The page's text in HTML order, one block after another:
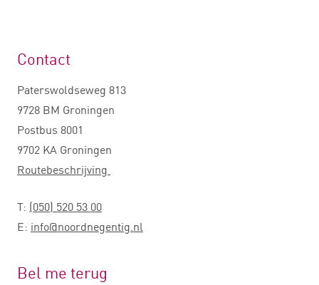
Contact
Paterswoldseweg 813
9728 BM Groningen
Postbus 8001
9702 KA Groningen
Routebeschrijving
T: (050) 520 53 00
E: info@noordnegentig.nl
Bel me terug